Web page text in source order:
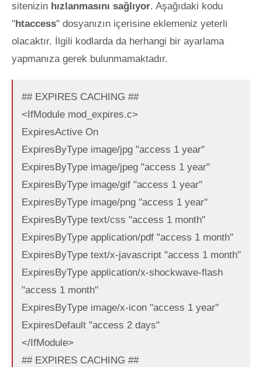
sitenizin hızlanmasını sağlıyor. Aşağıdaki kodu
"htaccess" dosyanızın içerisine eklemeniz yeterli
olacaktır. İlgili kodlarda da herhangi bir ayarlama
yapmanıza gerek bulunmamaktadır.
## EXPIRES CACHING ##
<IfModule mod_expires.c>
ExpiresActive On
ExpiresByType image/jpg "access 1 year"
ExpiresByType image/jpeg "access 1 year"
ExpiresByType image/gif "access 1 year"
ExpiresByType image/png "access 1 year"
ExpiresByType text/css "access 1 month"
ExpiresByType application/pdf "access 1 month"
ExpiresByType text/x-javascript "access 1 month"
ExpiresByType application/x-shockwave-flash
"access 1 month"
ExpiresByType image/x-icon "access 1 year"
ExpiresDefault "access 2 days"
</IfModule>
## EXPIRES CACHING ##